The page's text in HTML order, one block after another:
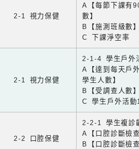
2-1 視力保健
A【每節下課有
數】
B【施測班級數】
C 下課淨空率
2-1 視力保健
2-1-4 學生戶外
A【達到每天戶
學生人數】
B【受調查人數】
C 學生戶外活動
2-2 口腔保健
2-2-1 學生複診
A【口腔診斷檢
B【口腔診斷檢